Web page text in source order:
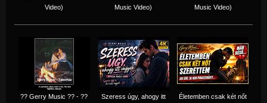
Video)
Music Video)
Music Video)
?? Gerry Music ?? - ??
Szeress úgy, ahogy itt
Életemben csak két nőt